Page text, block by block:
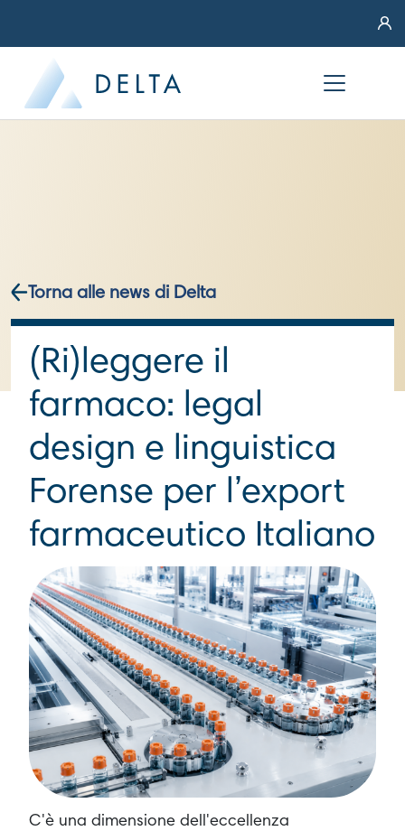
Torna alle news di Delta
(Ri)leggere il
farmaco: legal
design e linguistica
Forense per l’export
farmaceutico Italiano
C'è una dimensione dell'eccellenza